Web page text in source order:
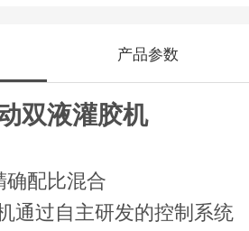
产品参数
双液灌胶机
确配比混合
过自主研发的控制系统